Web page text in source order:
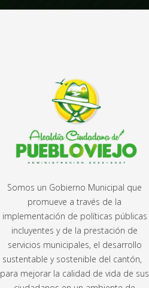
Somos un Gobierno Municipal que
promueve a través de la
implementación de políticas públicas
incluyentes y de la prestación de
servicios municipales, el desarrollo
sustentable y sostenible del cantón,
para mejorar la calidad de vida de sus